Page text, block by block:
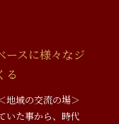
ースに様々なジ
る
地域の交流の場＞
いた事から、時代